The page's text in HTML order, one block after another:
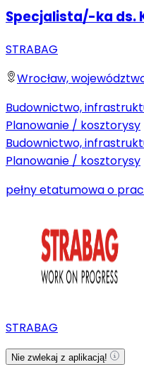
Specjalista/-ka ds.
STRABAG
Wrocław,
Budownictwo,
Planowanie / kosztorysy
Budownictwo,
Planowanie / kosztorysy
pełny etatumowa o
STRABAG
Nie zwlekaj z aplikacją!